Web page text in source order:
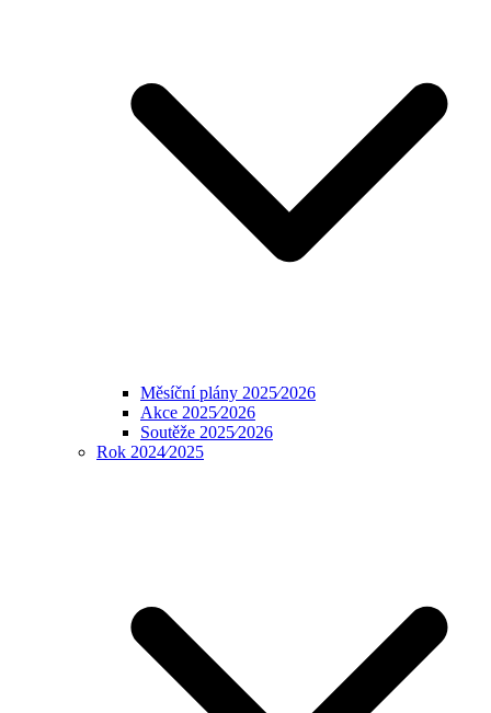
Měsíční plány 2025⁄2026
Akce 2025⁄2026
Soutěže 2025⁄2026
Rok 2024⁄2025